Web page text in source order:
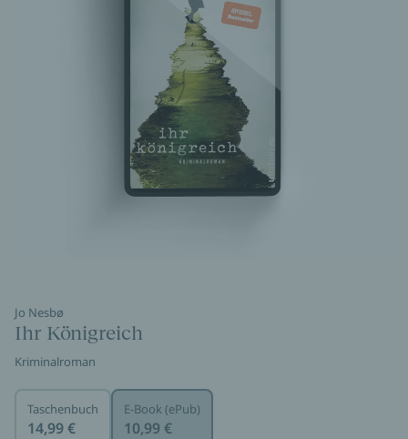
Jo Nesbø
Ihr Königreich
Kriminalroman
Taschenbuch
14,99 €
E-Book (ePub)
10,99 €